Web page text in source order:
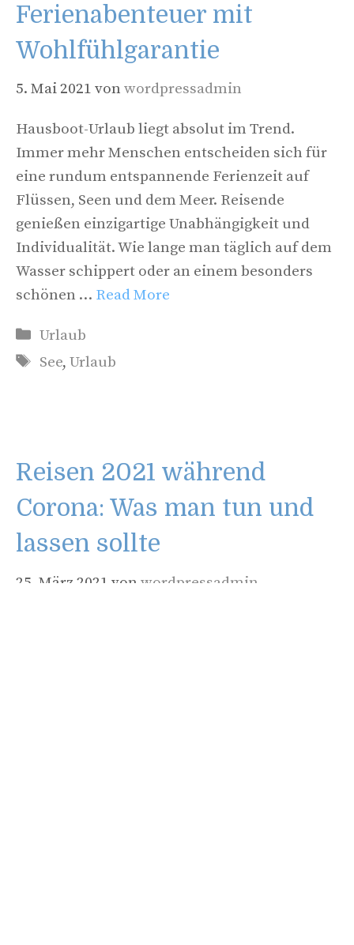
Ferienabenteuer mit
Wohlfühlgarantie
5. Mai 2021 von wordpressadmin
Hausboot-Urlaub liegt absolut im Trend.
Immer mehr Menschen entscheiden sich für
eine rundum entspannende Ferienzeit auf
Flüssen, Seen und dem Meer. Reisende
genießen einzigartige Unabhängigkeit und
Individualität. Wie lange man täglich auf dem
Wasser schippert oder an einem besonders
schönen … Read More
Kategorien
Urlaub
Schlagwörter
See,Urlaub
Reisen 2021 während
Corona: Was man tun und
lassen sollte
25. März 2021 von wordpressadmin